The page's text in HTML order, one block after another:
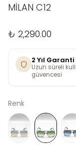
MİLAN C12
₺ 2,290.00
2 Yıl Garanti
Uzun süreli
güvencesi
Renk